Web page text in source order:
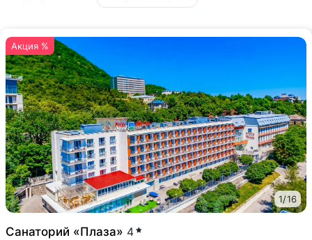
Акция %
1/16
Санаторий «Плаза» 4